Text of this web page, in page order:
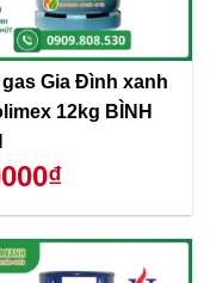
gas Gia Đình xanh
12kg BÌNH